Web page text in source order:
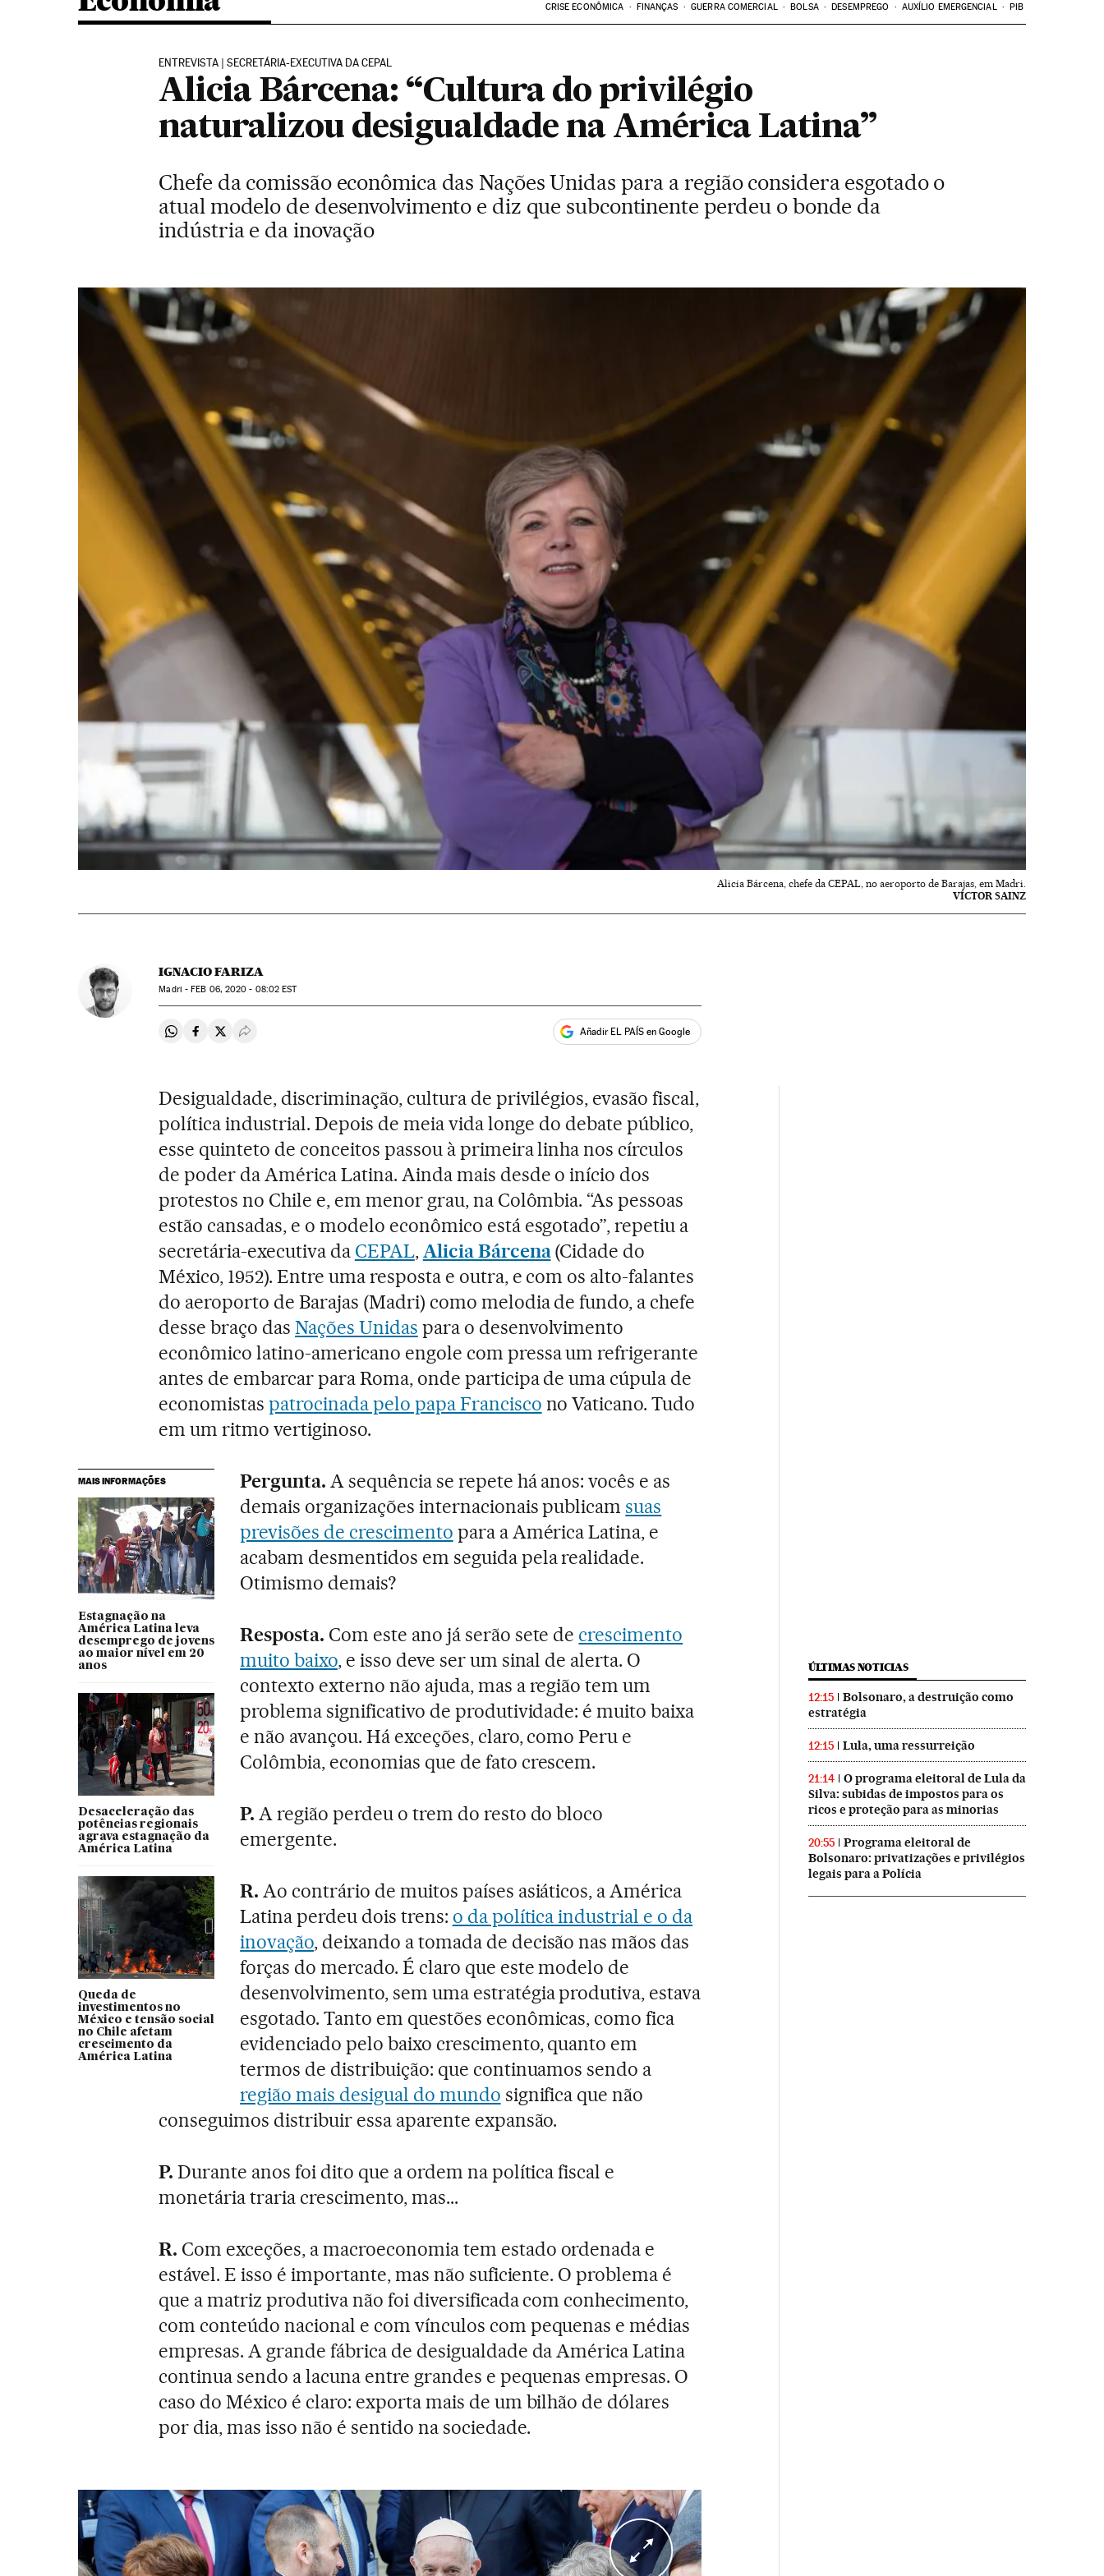
CRISE ECONÔMICA FINANÇAS GUERRA COMERCIAL BOLSA DESEMPREGO AUXÍLIO EMERGENCIAL PIB
ENTREVISTA | SECRETÁRIA-EXECUTIVA DA CEPAL
Alicia Bárcena: “Cultura do privilégio
naturalizou desigualdade na América Latina”
Chefe da comissão econômica das Nações Unidas para a região considera esgotado o
atual modelo de desenvolvimento e diz que subcontinente perdeu o bonde da
indústria e da inovação
Alicia Bárcena, chefe da CEPAL, no aeroporto de Barajas, em Madri.
VÍCTOR SAINZ
IGNACIO FARIZA
Madri - FEB 06, 2020 - 08:02 EST
Compartir en Whatsapp
Compartir en Facebook
Compartir en Twitter
Desplegar Redes Sociales Añadir EL PAÍS en Google
Desigualdade, discriminação, cultura de privilégios, evasão fiscal,
política industrial. Depois de meia vida longe do debate público,
esse quinteto de conceitos passou à primeira linha nos círculos
de poder da América Latina. Ainda mais desde o início dos
protestos no Chile e, em menor grau, na Colômbia. “As pessoas
estão cansadas, e o modelo econômico está esgotado”, repetiu a
secretária-executiva da CEPAL,Alicia Bárcena(Cidade do
México, 1952). Entre uma resposta e outra, e com os alto-falantes
do aeroporto de Barajas (Madri) como melodia de fundo, a chefe
desse braço dasNações Unidas para o desenvolvimento
econômico latino-americano engole com pressa um refrigerante
antes de embarcar para Roma, onde participa de uma cúpula de
economistaspatrocinada pelo papa Francisco no Vaticano. Tudo
em um ritmo vertiginoso.
MAIS INFORMAÇÕES
Estagnação na
América Latina leva
desemprego de jovens
ao maior nível em 20
anos
Desaceleração das
potências regionais
agrava estagnação da
América Latina
Queda de
investimentos no
México e tensão social
no Chile afetam
crescimento da
América Latina
Pergunta. A sequência se repete há anos: vocês e as
demais organizações internacionais publicamsuas
previsões de crescimento para a América Latina, e
acabam desmentidos em seguida pela realidade.
Otimismo demais?
Resposta. Com este ano já serão sete de crescimento
muito baixo, e isso deve ser um sinal de alerta. O
contexto externo não ajuda, mas a região tem um
problema significativo de produtividade: é muito baixa
e não avançou. Há exceções, claro, como Peru e
Colômbia, economias que de fato crescem.
P.A região perdeu o trem do resto do bloco
emergente.
R.Ao contrário de muitos países asiáticos, a América
Latina perdeu dois trens: o da política industrial e o da
inovação, deixando a tomada de decisão nas mãos das
forças do mercado. É claro que este modelo de
desenvolvimento, sem uma estratégia produtiva, estava
esgotado. Tanto em questões econômicas, como fica
evidenciado pelo baixo crescimento, quanto em
termos de distribuição: que continuamos sendo a
região mais desigual do mundo significa que não
conseguimos distribuir essa aparente expansão.
P.Durante anos foi dito que a ordem na política fiscal e
monetária traria crescimento, mas...
R. Com exceções, a macroeconomia tem estado ordenada e
estável. E isso é importante, mas não suficiente. O problema é
que a matriz produtiva não foi diversificada com conhecimento,
com conteúdo nacional e com vínculos com pequenas e médias
empresas. A grande fábrica de desigualdade da América Latina
continua sendo a lacuna entre grandes e pequenas empresas. O
caso do México é claro: exporta mais de um bilhão de dólares
por dia, mas isso não é sentido na sociedade.
ÚLTIMAS NOTICIAS
12:15
Bolsonaro, a destruição como
estratégia
12:15 Lula, uma ressurreição
21:14
O programa eleitoral de Lula da
Silva: subidas de impostos para os
ricos e proteção para as minorias
20:55
Programa eleitoral de
Bolsonaro: privatizações e privilégios
legais para a Polícia